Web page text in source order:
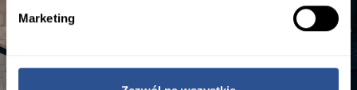
Marketing